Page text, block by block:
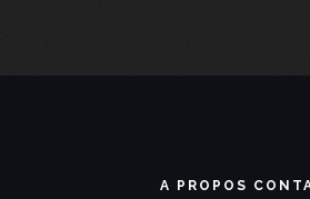
A PROPOS